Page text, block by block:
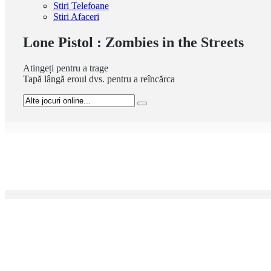
Stiri Telefoane
Stiri Afaceri
Lone Pistol : Zombies in the Streets
Atingeți pentru a trage
Tapă lângă eroul dvs. pentru a reîncărca